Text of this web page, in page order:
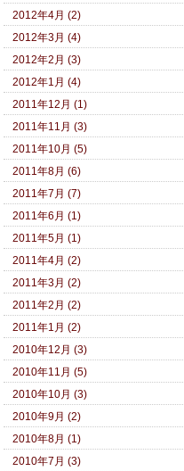
2012年4月 (2)
2012年3月 (4)
2012年2月 (3)
2012年1月 (4)
2011年12月 (1)
2011年11月 (3)
2011年10月 (5)
2011年8月 (6)
2011年7月 (7)
2011年6月 (1)
2011年5月 (1)
2011年4月 (2)
2011年3月 (2)
2011年2月 (2)
2011年1月 (2)
2010年12月 (3)
2010年11月 (5)
2010年10月 (3)
2010年9月 (2)
2010年8月 (1)
2010年7月 (3)